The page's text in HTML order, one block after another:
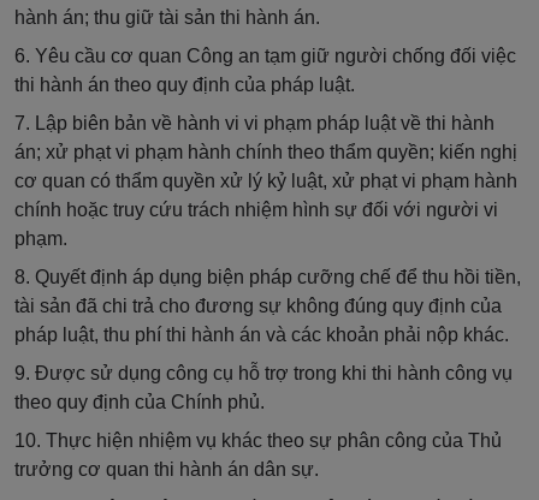
hành án; thu giữ tài sản thi hành án.
6. Yêu cầu cơ quan Công an tạm giữ người chống đối việc
thi hành án theo quy định của pháp luật.
7. Lập biên bản về hành vi vi phạm pháp luật về thi hành
án; xử phạt vi phạm hành chính theo thẩm quyền; kiến nghị
cơ quan có thẩm quyền xử lý kỷ luật, xử phạt vi phạm hành
chính hoặc truy cứu trách nhiệm hình sự đối với người vi
phạm.
8. Quyết định áp dụng biện pháp cưỡng chế để thu hồi tiền,
tài sản đã chi trả cho đương sự không đúng quy định của
pháp luật, thu phí thi hành án và các khoản phải nộp khác.
9. Được sử dụng công cụ hỗ trợ trong khi thi hành công vụ
theo quy định của Chính phủ.
10. Thực hiện nhiệm vụ khác theo sự phân công của Thủ
trưởng cơ quan thi hành án dân sự.